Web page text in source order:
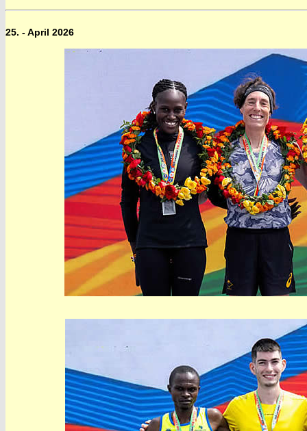
25. - April 2026